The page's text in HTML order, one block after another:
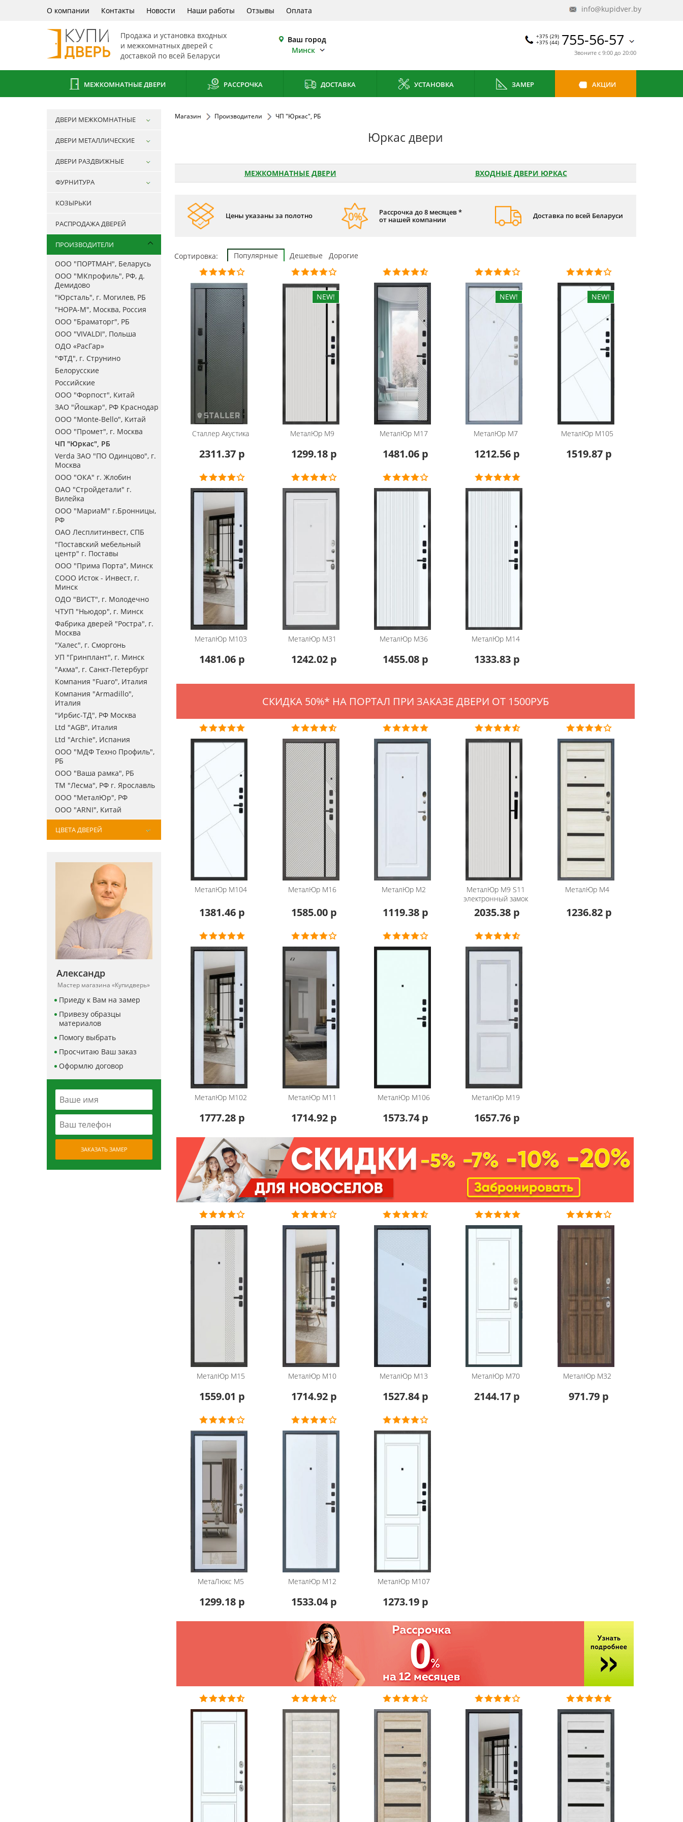
О компании Контакты Новости Наши работы Отзывы Оплата info@kupidver.by
Продажа и установка входных
и межкомнатных дверей с
доставкой по всей Беларуси
Ваш город
Минск
+375 (29)
+375 (44) 755-56-57
Звоните с 9:00 до 20:00
МЕЖКОМНАТНЫЕ ДВЕРИ РАССРОЧКА ДОСТАВКА УСТАНОВКА ЗАМЕР АКЦИИ
ДВЕРИ МЕЖКОМНАТНЫЕ
ДВЕРИ МЕТАЛЛИЧЕСКИЕ
ДВЕРИ РАЗДВИЖНЫЕ
ФУРНИТУРА
КОЗЫРЬКИ
РАСПРОДАЖА ДВЕРЕЙ
ПРОИЗВОДИТЕЛИ
ООО "ПОРТМАН", Беларусь
ООО "МКпрофиль", РФ, д.
Демидово
"Юрсталь", г. Могилев, РБ
"НОРА-М", Москва, Россия
ООО "Браматорг", РБ
ООО "VIVALDI", Польша
ОДО «РасГар»
"ФТД", г. Струнино
Белорусские
Российские
ООО "Форпост", Китай
ЗАО "Йошкар", РФ Краснодар
ООО "Monte-Bello", Китай
ООО "Промет", г. Москва
ЧП "Юркас", РБ
Verda ЗАО "ПО Одинцово", г.
Москва
ООО "ОКА" г. Жлобин
ОАО "Стройдетали" г.
Вилейка
ООО "МариаМ" г.Бронницы,
РФ
ОАО Лесплитинвест, СПБ
"Поставский мебельный
центр" г. Поставы
ООО "Прима Порта", Минск
СООО Исток - Инвест, г.
Минск
ОДО "ВИСТ", г. Молодечно
ЧТУП "Ньюдор", г. Минск
Фабрика дверей "Ростра", г.
Москва
"Халес", г. Сморгонь
УП "Гринплант", г. Минск
"Акма", г. Санкт-Петербург
Компания "Fuaro", Италия
Компания "Armadillo",
Италия
"Ирбис-ТД", РФ Москва
Ltd "AGB", Италия
Ltd "Archie", Испания
ООО "МДФ Техно Профиль",
РБ
ООО "Ваша рамка", РБ
ТМ "Лесма", РФ г. Ярославль
ООО "МеталЮр", РФ
ООО "ARNI", Китай
ЦВЕТА ДВЕРЕЙ
Александр
Мастер магазина «Купидверь»
Приеду к Вам на замер
Привезу образцы
материалов
Помогу выбрать
Просчитаю Ваш заказ
Оформлю договор
ЗАКАЗАТЬ ЗАМЕР
Магазин Производители ЧП "Юркас", РБ
Юркас двери
МЕЖКОМНАТНЫЕ ДВЕРИ ВХОДНЫЕ ДВЕРИ ЮРКАС
Цены указаны за полотно
Рассрочка до 8 месяцев *
от нашей компании
Доставка по всей Беларуси
Сортировка: Популярные Дешевые Дорогие
Сталлер Акустика
2311.37 р
МеталЮр М9
1299.18 р
МеталЮр М17
1481.06 р
МеталЮрМ7
1212.56 р
МеталЮр М105
1519.87 р
МеталЮрМ103
1481.06 р
МеталЮр М31
1242.02 р
МеталЮр М36
1455.08 р
МеталЮрМ14
1333.83 р
СКИДКА 50%* НА ПОРТАЛ ПРИ ЗАКАЗЕ ДВЕРИ ОТ 1500РУБ
МеталЮрМ104
1381.46 р
МеталЮр М16
1585.00 р
МеталЮр М2
1119.38 р
МеталЮрМ9 S11
электронный замок
2035.38 р
МеталЮр М4
1236.82 р
МеталЮрМ102
1777.28 р
МеталЮр М11
1714.92 р
МеталЮр М106
1573.74 р
МеталЮрМ19
1657.76 р
МеталЮрМ15
1559.01 р
МеталЮр М10
1714.92 р
МеталЮр М13
1527.84 р
МеталЮрМ70
2144.17 р
МеталЮр М32
971.79 р
МетаЛюкс М5
1299.18 р
МеталЮр М12
1533.04 р
МеталЮр М107
1273.19 р